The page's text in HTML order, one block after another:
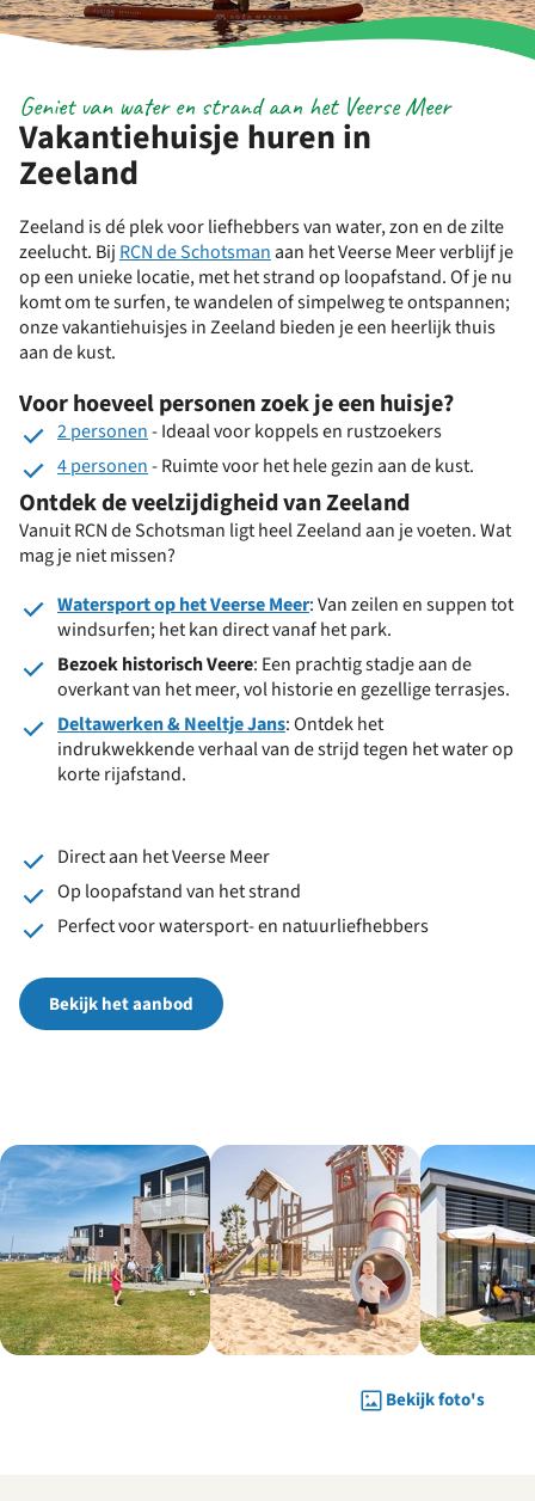
Vakantiehuisje huren in
Zeeland
Geniet van water en strand aan het Veerse Meer
Zeeland is dé plek voor liefhebbers van water, zon en de zilte
zeelucht. Bij RCN de Schotsmanaan het Veerse Meer verblijf je
op een unieke locatie, met het strand op loopafstand. Of je nu
komt om te surfen, te wandelen of simpelweg te ontspannen;
onze vakantiehuisjes in Zeeland bieden je een heerlijk thuis
aan de kust.
Voor hoeveel personen zoek je een huisje?
2 personen- Ideaal voor koppels en rustzoekers
4 personen- Ruimte voor het hele gezin aan de kust.
Ontdek de veelzijdigheid van Zeeland
Vanuit RCN de Schotsman ligt heel Zeeland aan je voeten. Wat
mag je niet missen?
Watersport op het Veerse Meer: Van zeilen en suppen tot
windsurfen; het kan direct vanaf het park.
Bezoek historisch Veere: Een prachtig stadje aan de
overkant van het meer, vol historie en gezellige terrasjes.
Deltawerken & Neeltje Jans: Ontdek het
indrukwekkende verhaal van de strijd tegen het water op
korte rijafstand.
Direct aan het Veerse Meer
Op loopafstand van het strand
Perfect voor watersport- en natuurliefhebbers
Bekijk het aanbod
Bekijk foto's